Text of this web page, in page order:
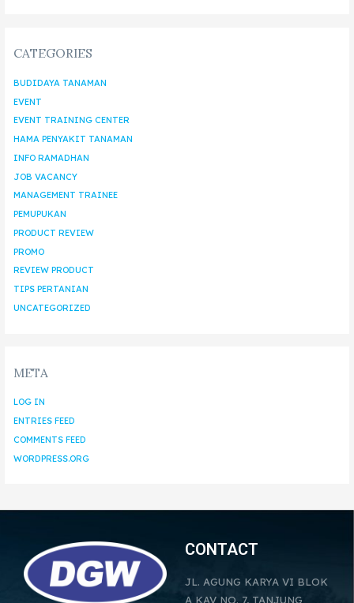
CATEGORIES
BUDIDAYA TANAMAN
EVENT
EVENT TRAINING CENTER
HAMA PENYAKIT TANAMAN
INFO RAMADHAN
JOB VACANCY
MANAGEMENT TRAINEE
PEMUPUKAN
PRODUCT REVIEW
PROMO
REVIEW PRODUCT
TIPS PERTANIAN
UNCATEGORIZED
META
LOG IN
ENTRIES FEED
COMMENTS FEED
WORDPRESS.ORG
CONTACT
JL. AGUNG KARYA VI BLOK
A KAV NO. 7, TANJUNG